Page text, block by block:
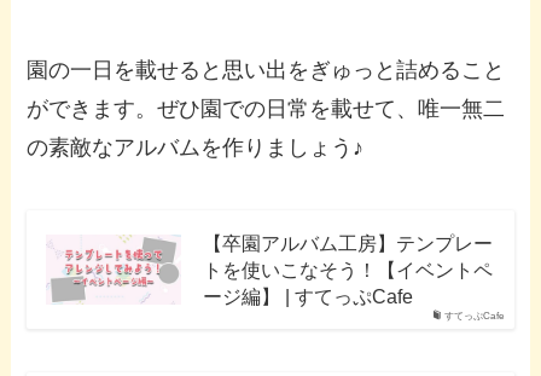
園の一日を載せると思い出をぎゅっと詰めること
ができます。ぜひ園での日常を載せて、唯一無二
の素敵なアルバムを作りましょう♪
すてっぷCafe
【卒園アルバム工房】テンプレー
トを使いこなそう！【イベントペ
ージ編】 | すてっぷCafe